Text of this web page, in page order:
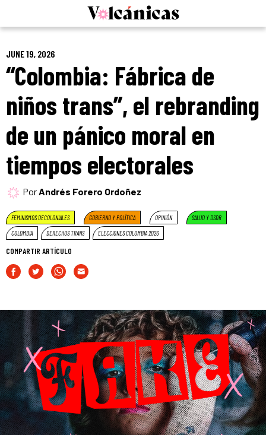
JUNE 19, 2026
“Colombia: Fábrica de
niños trans”, el rebranding
de un pánico moral en
tiempos electorales
PorAndrés Forero Ordoñez
FEMINISMOS DECOLONIALES GOBIERNO Y POLÍTICA OPINIÓN
SALUD Y DSDR
COLOMBIA
DERECHOS TRANS ELECCIONES COLOMBIA 2026
COMPARTIR ARTÍCULO